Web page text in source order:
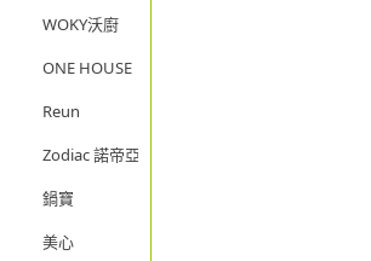
WOKY沃廚
ONE HOUSE
Reun
Zodiac 諾帝亞
鍋寶
美心